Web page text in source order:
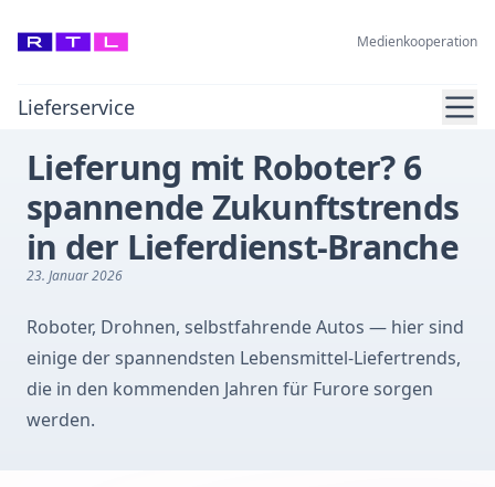
Medienkooperation
Lieferservice
Lieferung mit Roboter? 6
spannende Zukunftstrends
in der Lieferdienst-Branche
23. Januar 2026
Roboter, Drohnen, selbstfahrende Autos — hier sind
einige der spannendsten Lebensmittel-Liefertrends,
die in den kommenden Jahren für Furore sorgen
werden.